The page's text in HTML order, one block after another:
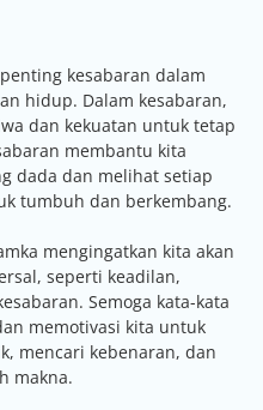
kesabaran dalam
hidup. Dalam kesabaran,
dan kekuatan untuk tetap
membantu kita
dada dan melihat setiap
tumbuh dan berkembang.
mengingatkan kita akan
seperti keadilan,
Semoga kata-kata
memotivasi kita untuk
mencari kebenaran, dan
makna.